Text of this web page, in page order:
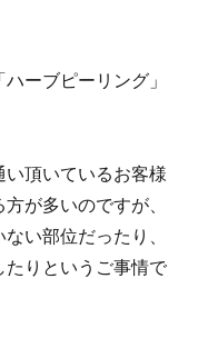
ーブピーリング」
頂いているお客様
が多いのですが、
い部位だったり、
りというご事情で